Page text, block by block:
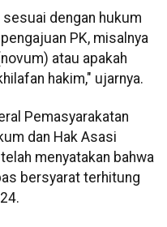
dengan hukum
PK, misalnya
atau apakah
hakim," ujarnya.
Pemasyarakatan
dan Hak Asasi
menyatakan bahwa
bersyarat terhitung